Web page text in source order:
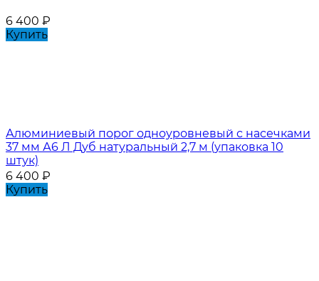
6 400 ₽
Купить
Алюминиевый порог одноуровневый с насечками
37 мм А6 Л Дуб натуральный 2,7 м (упаковка 10
штук)
6 400 ₽
Купить